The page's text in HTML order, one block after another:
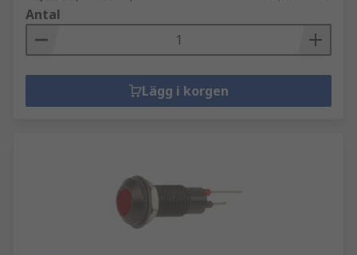
Antal
Lägg i korgen